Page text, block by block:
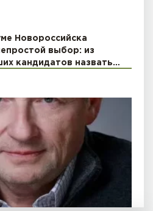
Новороссийска
выбор: из
кандидатов назвать…